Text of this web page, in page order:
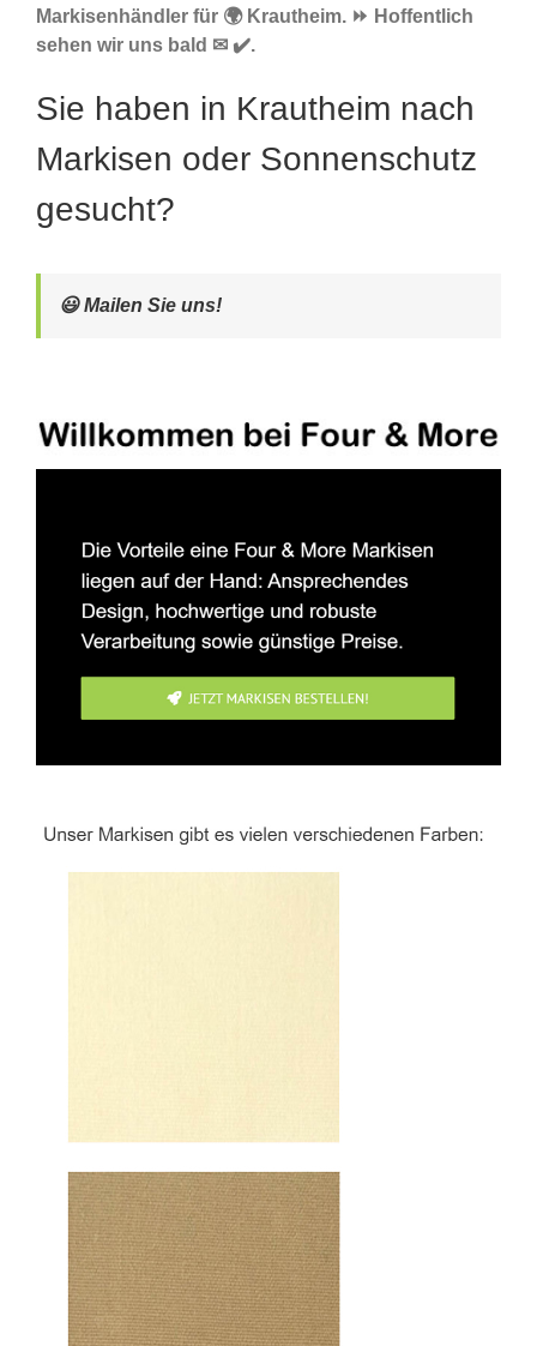
Markisenhändler für 🌍 Krautheim. ⏩ Hoffentlich
sehen wir uns bald ✉ ✔️.
Sie haben in Krautheim nach
Markisen oder Sonnenschutz
gesucht?
😃 Mailen Sie uns!